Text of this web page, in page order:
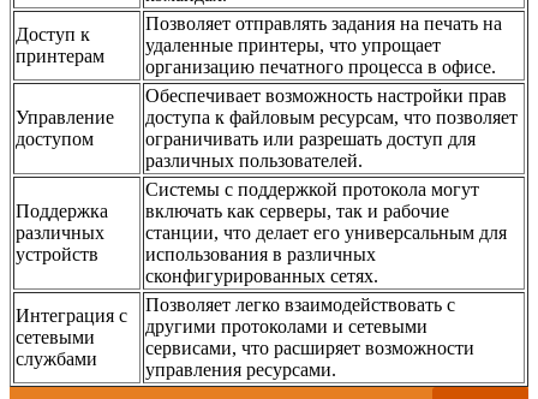
Доступ к
принтерам
Позволяет отправлять задания на печать на
удаленные принтеры, что упрощает
организацию печатного процесса в офисе.
Управление
доступом
Обеспечивает возможность настройки прав
доступа к файловым ресурсам, что позволяет
ограничивать или разрешать доступ для
различных пользователей.
Поддержка
различных
устройств
Системы с поддержкой протокола могут
включать как серверы, так и рабочие
станции, что делает его универсальным для
использования в различных
сконфигурированных сетях.
Интеграция с
сетевыми
службами
Позволяет легко взаимодействовать с
другими протоколами и сетевыми
сервисами, что расширяет возможности
управления ресурсами.